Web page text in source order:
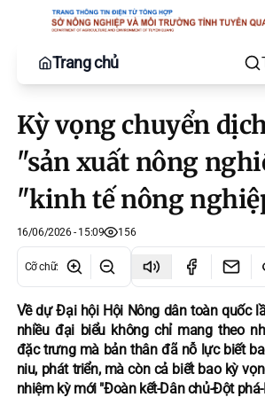
Trang chủ
Kỳ vọng chuyển
"sản xuất nông
"kinh tế nông
16/06/2026 - 15:09 156
Cỡ chữ:
Về dự Đại hội Hội Nông dân toàn quốc
nhiều đại biểu không chỉ mang theo
đặc trưng mà bản thân đã nỗ lực biết
niu, phát triển, mà còn cả biết bao kỳ
nhiệm kỳ mới "Đoàn kết-Dân chủ-Đột